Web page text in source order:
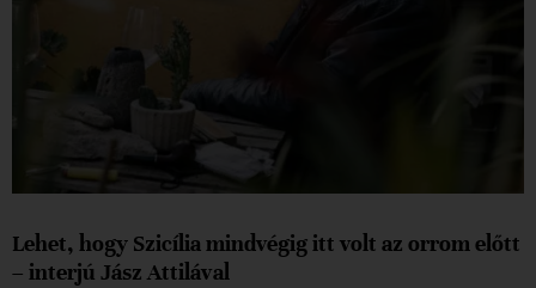
Lehet, hogy Szicília mindvégig itt volt az orrom előtt
– interjú Jász Attilával